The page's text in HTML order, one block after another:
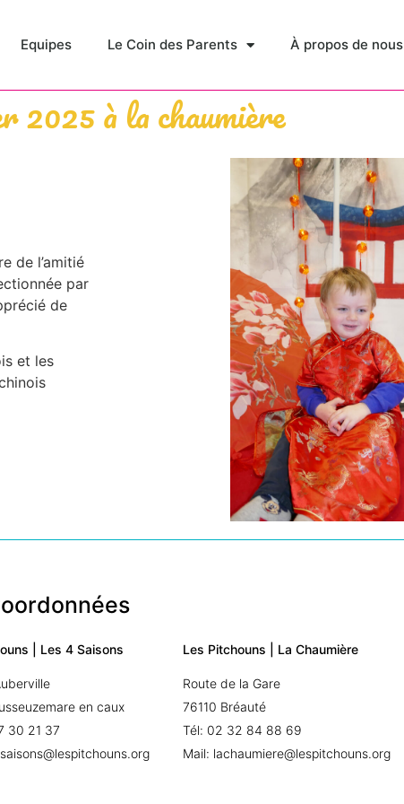
Equipes Le Coin des Parents À propos de nous
2025 à la chaumière
de l’amitié
par
de
et les
| Les 4 Saisons
en caux
30 21 37
Les Pitchouns | La Chaumière
Route de la Gare
76110 Bréauté
Tél: 02 32 84 88 69
Mail: lachaumiere@lespitchouns.org